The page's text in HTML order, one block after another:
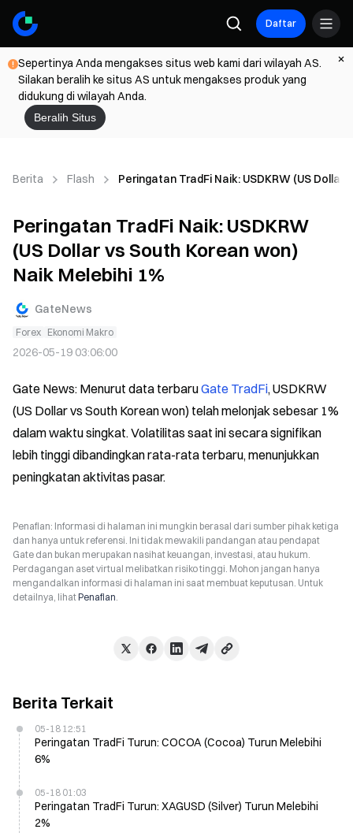
Daftar
Sepertinya Anda mengakses situs web kami dari wilayah AS.
Silakan beralih ke situs AS untuk mengakses produk yang
didukung di wilayah Anda.
Beralih Situs
Berita Flash Peringatan TradFi Naik: USDKRW (US
Peringatan TradFi Naik: USDKRW
(US Dollar vs South Korean won)
Naik Melebihi 1%
GateNews
Forex Ekonomi Makro
2026-05-19 03:06:00
Gate News: Menurut data terbaru Gate TradFi, USDKRW
(US Dollar vs South Korean won) telah melonjak sebesar 1%
dalam waktu singkat. Volatilitas saat ini secara signifikan
lebih tinggi dibandingkan rata-rata terbaru, menunjukkan
peningkatan aktivitas pasar.
Penafian: Informasi di halaman ini mungkin berasal dari sumber pihak ketiga
dan hanya untuk referensi. Ini tidak mewakili pandangan atau pendapat
Gate dan bukan merupakan nasihat keuangan, investasi, atau hukum.
Perdagangan aset virtual melibatkan risiko tinggi. Mohon jangan hanya
mengandalkan informasi di halaman ini saat membuat keputusan. Untuk
detailnya, lihatPenafian.
Berita Terkait
05-18 12:51
Peringatan TradFi Turun: COCOA (Cocoa) Turun Melebihi
6%
05-18 01:03
Peringatan TradFi Turun: XAGUSD (Silver) Turun Melebihi
2%